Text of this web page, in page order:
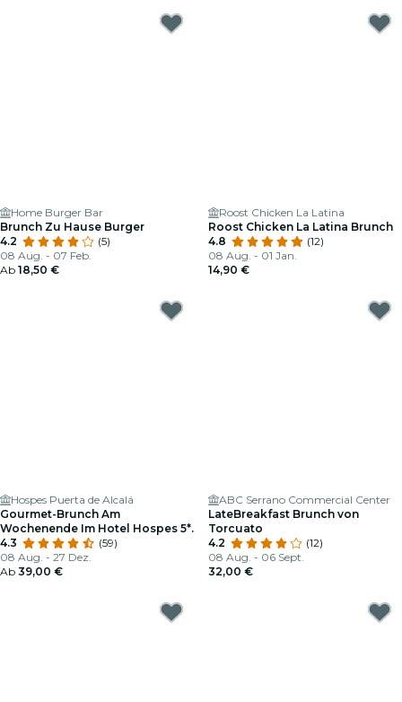
Home Burger Bar
Brunch Zu Hause Burger
4.2
(5)
08 Aug. - 07 Feb.
Ab 18,50 €
Roost Chicken La Latina
Roost Chicken La Latina Brunch
4.8
(12)
08 Aug. - 01 Jan.
14,90 €
Hospes Puerta de Alcalá
Gourmet-Brunch Am
Wochenende Im Hotel Hospes 5*.
4.3
(59)
08 Aug. - 27 Dez.
Ab 39,00 €
ABC Serrano Commercial Center
LateBreakfast Brunch von
Torcuato
4.2
(12)
08 Aug. - 06 Sept.
32,00 €